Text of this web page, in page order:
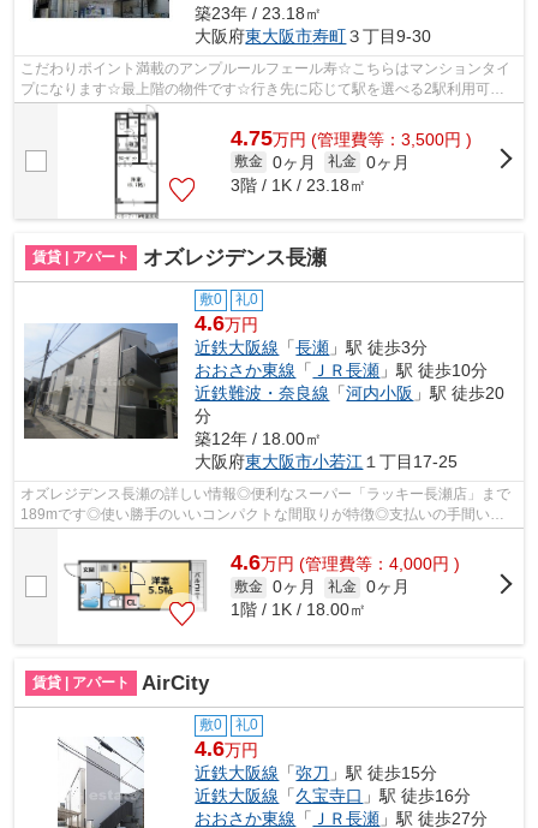
築23年 / 23.18㎡
大阪府東大阪市寿町３丁目9-30
こだわりポイント満載のアンプルールフェール寿☆こちらはマンションタイ
プになります☆最上階の物件です☆行き先に応じて駅を選べる2駅利用可能
なマンションです☆東大阪市エリアとおおさ...
4.75万円 (管理費等：3,500円 )
敷金 0ヶ月 礼金 0ヶ月
3階 / 1K / 23.18㎡
賃貸 | アパート オズレジデンス長瀬
敷0 礼0
4.6万円
近鉄大阪線 「長瀬 」駅 徒歩3分
おおさか東線 「 ＪＲ長瀬 」駅 徒歩10分
近鉄難波・奈良線 「河内小阪 」駅 徒歩20
分
築12年 / 18.00㎡
大阪府東大阪市小若江 １丁目17-25
オズレジデンス長瀬の詳しい情報◎便利なスーパー「ラッキー長瀬店」まで
189mです◎使い勝手のいいコンパクトな間取りが特徴◎支払いの手間いら
ず◎初期費用のカード決済が可能です◎できる...
4.6万円 (管理費等：4,000円 )
敷金 0ヶ月 礼金 0ヶ月
1階 / 1K / 18.00㎡
賃貸 | アパート AirCity
敷0 礼0
4.6万円
近鉄大阪線 「弥刀 」駅 徒歩15分
近鉄大阪線 「久宝寺口 」駅 徒歩16分
おおさか東線 「 ＪＲ長瀬 」駅 徒歩27分